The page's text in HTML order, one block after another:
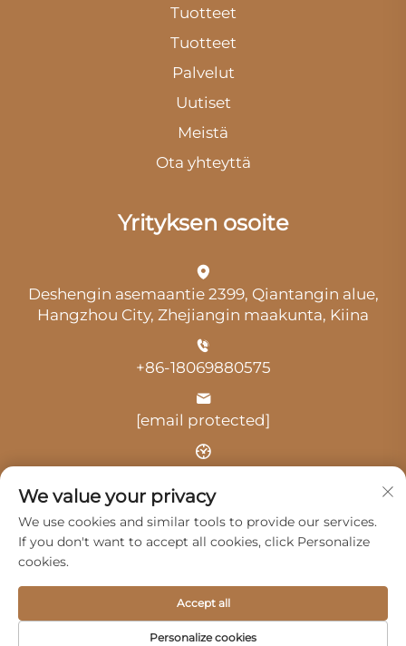
Tuotteet
Tuotteet
Palvelut
Uutiset
Meistä
Ota yhteyttä
Yrityksen osoite
Deshengin asemaantie 2399, Qiantangin alue,
Hangzhou City, Zhejiangin maakunta, Kiina
+86-18069880575
[email protected]
Tekijänoikeus © 2025 Hangzhou Guangji Automobile
Tietosuojakäytäntö
We value your privacy
We use cookies and similar tools to provide our services.
If you don't want to accept all cookies, click Personalize
cookies.
Personalize cookies
Accept all